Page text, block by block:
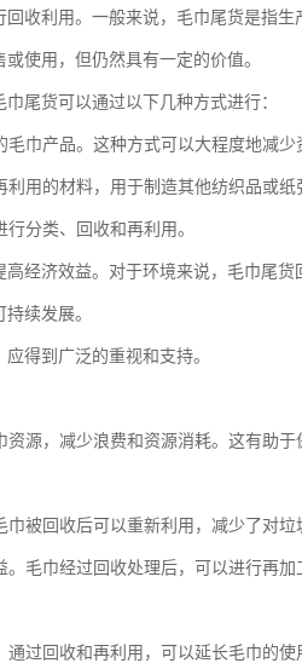
收利用。一般来说，毛巾尾货是指
使用，但仍然具有一定的价值。
尾货可以通过以下几种方式进行：
巾产品。这种方式可以大程度地减少
用的材料，用于制造其他纺织品或纸
分类、回收和再利用。
经济效益。对于环境来说，毛巾尾
续发展。
得到广泛的重视和支持。
源，减少浪费和资源消耗。这有助
被回收后可以重新利用，减少了对垃
毛巾经过回收处理后，可以进行再
过回收和再利用，可以延长毛巾的